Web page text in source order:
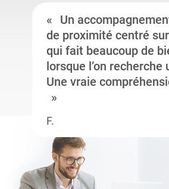
Un
de proximité centré
qui fait beaucoup de
lorsque l’on recherche
Une vraie
F.